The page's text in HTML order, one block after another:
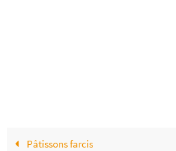
Pâtissons farcis